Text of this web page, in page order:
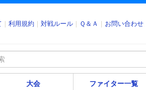
利用規約 対戦ルール Ｑ＆Ａ お問い合わせ
大会 ファイター一覧